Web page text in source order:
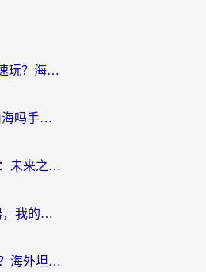
Sky光·遇在国外怎么加速玩？海外党亲测有效的国服游戏加速指南
在欧洲能玩天下-异兽山海吗手游？海外玩家的加速器生存指南
在欧洲怎么打绝地求生：未来之役不卡？留学生亲测的加速器避坑指南
人在美国玩BanG加速器，我的延迟终于绿了
海外玩坦克世界总卡顿？海外坦克世界加速器有哪些？实测好用的选择在这里